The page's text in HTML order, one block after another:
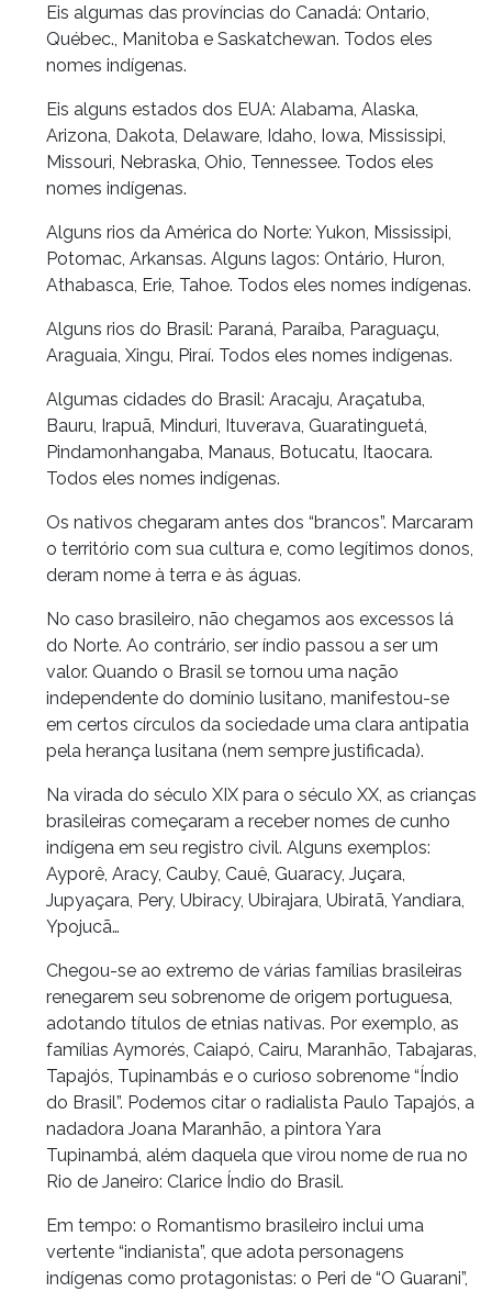
Eis algumas das províncias do Canadá: Ontario,
Québec., Manitoba e Saskatchewan. Todos eles
nomes indígenas.
Eis alguns estados dos EUA: Alabama, Alaska,
Arizona, Dakota, Delaware, Idaho, Iowa, Mississipi,
Missouri, Nebraska, Ohio, Tennessee. Todos eles
nomes indígenas.
Alguns rios da América do Norte: Yukon, Mississipi,
Potomac, Arkansas. Alguns lagos: Ontário, Huron,
Athabasca, Erie, Tahoe. Todos eles nomes indígenas.
Alguns rios do Brasil: Paraná, Paraíba, Paraguaçu,
Araguaia, Xingu, Piraí. Todos eles nomes indígenas.
Algumas cidades do Brasil: Aracaju, Araçatuba,
Bauru, Irapuã, Minduri, Ituverava, Guaratinguetá,
Pindamonhangaba, Manaus, Botucatu, Itaocara.
Todos eles nomes indígenas.
Os nativos chegaram antes dos “brancos”. Marcaram
o território com sua cultura e, como legítimos donos,
deram nome à terra e às águas.
No caso brasileiro, não chegamos aos excessos lá
do Norte. Ao contrário, ser índio passou a ser um
valor. Quando o Brasil se tornou uma nação
independente do domínio lusitano, manifestou-se
em certos círculos da sociedade uma clara antipatia
pela herança lusitana (nem sempre justificada).
Na virada do século XIX para o século XX, as crianças
brasileiras começaram a receber nomes de cunho
indígena em seu registro civil. Alguns exemplos:
Ayporê, Aracy, Cauby, Cauê, Guaracy, Juçara,
Jupyaçara, Pery, Ubiracy, Ubirajara, Ubiratã, Yandiara,
Ypojucã…
Chegou-se ao extremo de várias famílias brasileiras
renegarem seu sobrenome de origem portuguesa,
adotando títulos de etnias nativas. Por exemplo, as
famílias Aymorés, Caiapó, Cairu, Maranhão, Tabajaras,
Tapajós, Tupinambás e o curioso sobrenome “Índio
do Brasil”. Podemos citar o radialista Paulo Tapajós, a
nadadora Joana Maranhão, a pintora Yara
Tupinambá, além daquela que virou nome de rua no
Rio de Janeiro: Clarice Índio do Brasil.
Em tempo: o Romantismo brasileiro inclui uma
vertente “indianista”, que adota personagens
indígenas como protagonistas: o Peri de “O Guarani”,